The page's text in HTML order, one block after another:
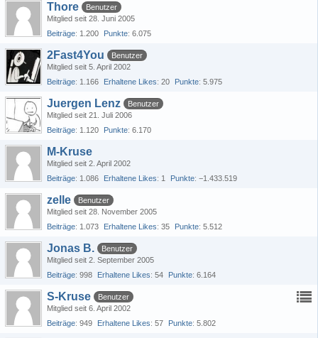
Thore
Benutzer
Mitglied seit 28. Juni 2005
Beiträge 1.200 Punkte 6.075
2Fast4You
Benutzer
Mitglied seit 5. April 2002
Beiträge 1.166 Erhaltene Likes 20 Punkte 5.975
Juergen Lenz
Benutzer
Mitglied seit 21. Juli 2006
Beiträge 1.120 Punkte 6.170
M-Kruse
Mitglied seit 2. April 2002
Beiträge 1.086 Erhaltene Likes 1 Punkte −1.433.519
zelle
Benutzer
Mitglied seit 28. November 2005
Beiträge 1.073 Erhaltene Likes 35 Punkte 5.512
Jonas B.
Benutzer
Mitglied seit 2. September 2005
Beiträge 998 Erhaltene Likes 54 Punkte 6.164
S-Kruse
Benutzer
Mitglied seit 6. April 2002
Beiträge 949 Erhaltene Likes 57 Punkte 5.802